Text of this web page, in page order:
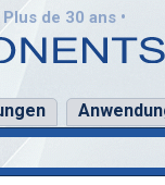
de 30 ans •